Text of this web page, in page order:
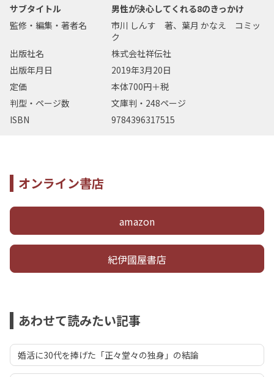
サブタイトル
男性が決心してくれる8のきっかけ
監修・編集・著者名
市川 しんす 著、葉月 かなえ コミッ
ク
出版社名
株式会社祥伝社
出版年月日
2019年3月20日
定価
本体700円＋税
判型・ページ数
文庫判・248ページ
ISBN
9784396317515
オンライン書店
amazon
紀伊國屋書店
あわせて読みたい記事
婚活に30代を捧げた「正々堂々の独身」の結論